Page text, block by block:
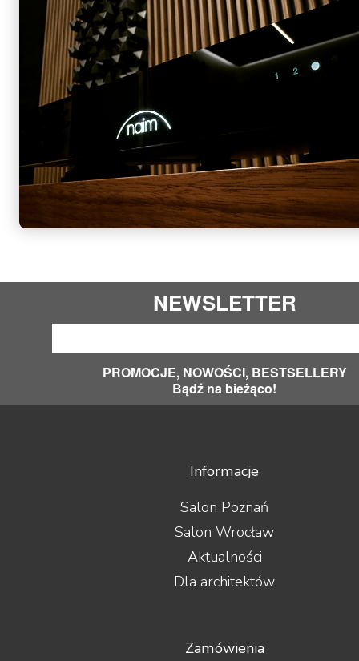
NEWSLETTER
PROMOCJE, NOWOŚCI, BESTSELLERY
Bądź na bieżąco!
Informacje
Salon Poznań
Salon Wrocław
Aktualności
Dla architektów
Zamówienia